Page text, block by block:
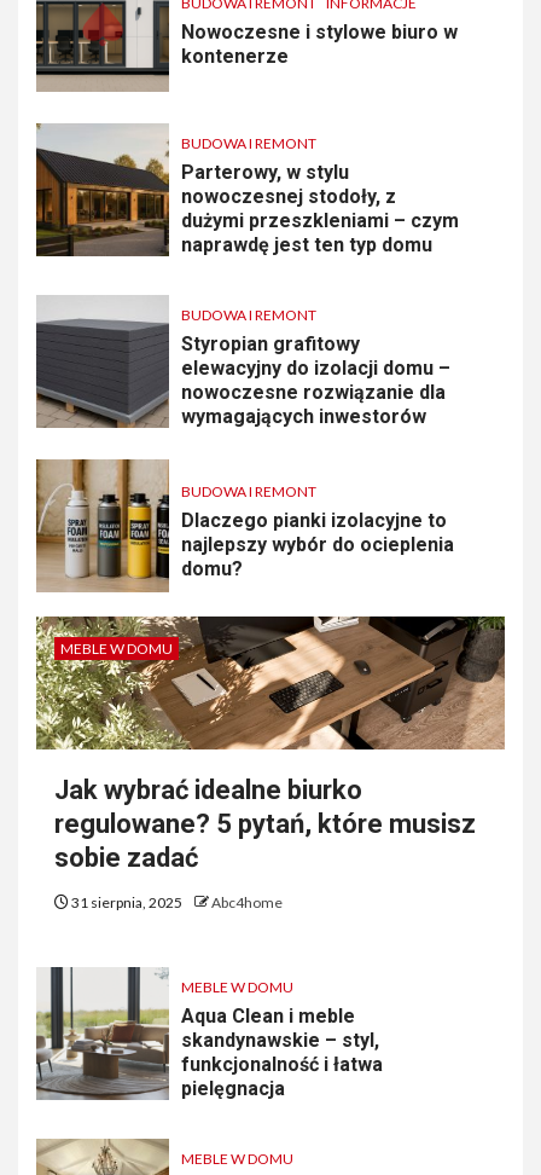
Nowoczesne i stylowe biuro w
kontenerze
BUDOWA I REMONT
Parterowy, w stylu
nowoczesnej stodoły, z
dużymi przeszkleniami – czym
naprawdę jest ten typ domu
BUDOWA I REMONT
Styropian grafitowy
elewacyjny do izolacji domu –
nowoczesne rozwiązanie dla
wymagających inwestorów
BUDOWA I REMONT
Dlaczego pianki izolacyjne to
najlepszy wybór do ocieplenia
domu?
MEBLE W DOMU
Jak wybrać idealne biurko
regulowane? 5 pytań, które musisz
sobie zadać
31 sierpnia, 2025 Abc4home
MEBLE W DOMU
Aqua Clean i meble
skandynawskie – styl,
funkcjonalność i łatwa
pielęgnacja
MEBLE W DOMU